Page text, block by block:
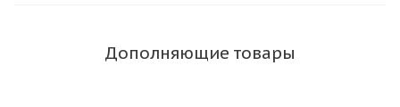
Дополняющие товары